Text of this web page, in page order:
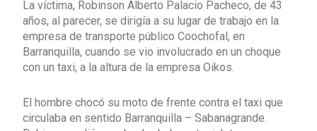
La víctima, Robinson Alberto Palacio Pacheco, de 43
años, al parecer, se dirigía a su lugar de trabajo en la
empresa de transporte público Coochofal, en
Barranquilla, cuando se vio involucrado en un choque
con un taxi, a la altura de la empresa Oikos.
El hombre chocó su moto de frente contra el taxi que
circulaba en sentido Barranquilla – Sabanagrande.